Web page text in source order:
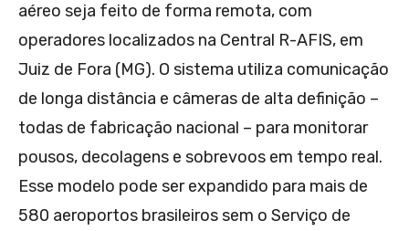
aéreo seja feito de forma remota, com
operadores localizados na Central R-AFIS, em
Juiz de Fora (MG). O sistema utiliza comunicação
de longa distância e câmeras de alta definição –
todas de fabricação nacional – para monitorar
pousos, decolagens e sobrevoos em tempo real.
Esse modelo pode ser expandido para mais de
580 aeroportos brasileiros sem o Serviço de